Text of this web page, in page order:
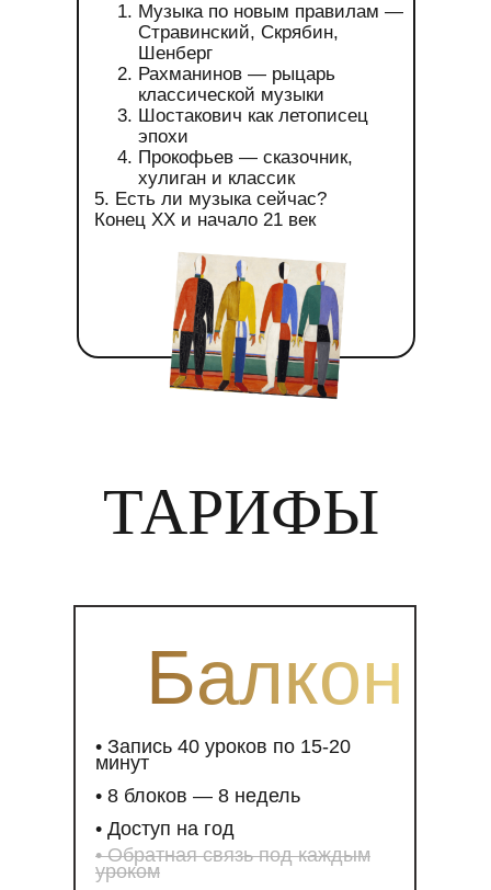
Музыка по новым правилам —
Стравинский, Скрябин,
Шенберг
Рахманинов — рыцарь
классической музыки
Шостакович как летописец
эпохи
Прокофьев — сказочник,
хулиган и классик
5. Есть ли музыка сейчас?
Конец ХХ и начало 21 век
ТАРИФЫ
• Запись 40 уроков по 15-20
минут
• 8 блоков — 8 недель
• Доступ на год
• Обратная связь под каждым
уроком
Балкон